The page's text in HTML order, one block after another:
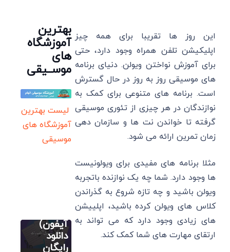
این روز ها تقریبا برای همه چیز
اپلیکیشن تلفن همراه وجود دارد، حتی
برای آموزش نواختن ویولن. دنیای برنامه
های موسیقی روز به روز در حال گسترش
است. برنامه ‌های متنوعی برای کمک به
نوازندگان در هر چیزی از تئوری موسیقی
گرفته تا خواندن نت ها و سازمان‌ دهی
زمان تمرین ارائه می شود.
مثلا برنامه های مفیدی برای ویولونیست
ها وجود دارد. شما چه یک نوازنده باتجربه
ویولن باشید و چه تازه شروع به گذراندن
کلاس های ویولن کرده باشید، اپلییشن
های زیادی وجود دارد که می تواند به
ارتقای مهارت های شما کمک کند.
بهترین
آموزشگاه
های
موســیقی
لیست بهترین
آموزشگاه های
موسیقی
سایت آموزش
آهنگسازی و
تنظیم
آیفون)
دانلود
رایگان
4 بهترین
برنامه
تشخیص
آموزش ویولن
مقدماتی (گام
به گام)